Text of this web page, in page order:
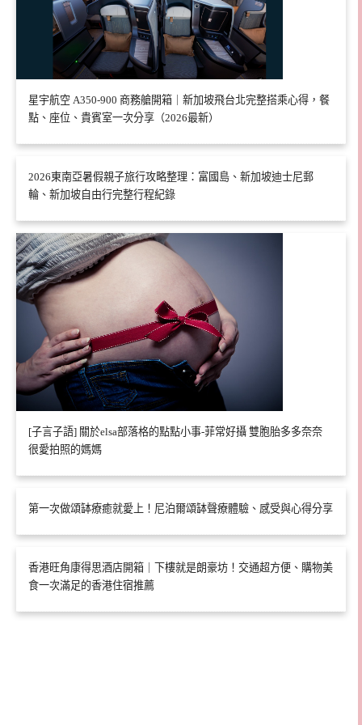
星宇航空 A350-900 商務艙開箱｜新加坡飛台北完整搭乘心得，餐
點、座位、貴賓室一次分享（2026最新）
2026東南亞暑假親子旅行攻略整理：富國島、新加坡迪士尼郵
輪、新加坡自由行完整行程紀錄
[子言子語] 關於elsa部落格的點點小事-菲常好攝 雙胞胎多多奈奈
很愛拍照的媽媽
第一次做頌缽療癒就愛上！尼泊爾頌缽聲療體驗、感受與心得分享
香港旺角康得思酒店開箱｜下樓就是朗豪坊！交通超方便、購物美
食一次滿足的香港住宿推薦